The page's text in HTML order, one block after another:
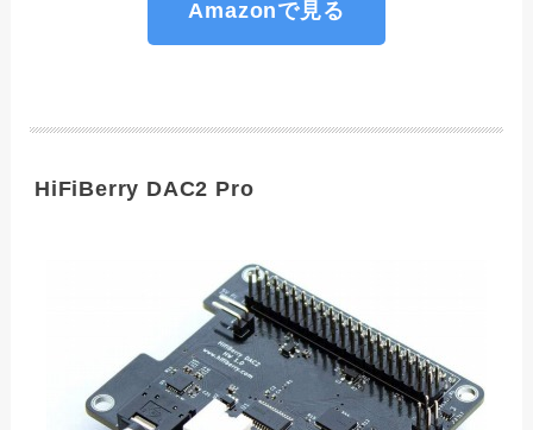
Amazonで見る
HiFiBerry DAC2 Pro